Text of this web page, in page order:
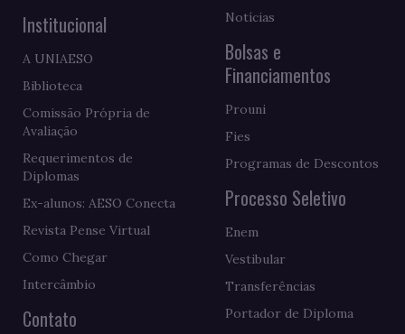
Institucional
A UNIAESO
Biblioteca
Comissão Própria de
Avaliação
Requerimentos de
Diplomas
Ex-alunos: AESO Conecta
Revista Pense Virtual
Como Chegar
Intercâmbio
Contato
Notícias
Bolsas e
Financiamentos
Prouni
Fies
Programas de Descontos
Processo Seletivo
Enem
Vestibular
Transferências
Portador de Diploma